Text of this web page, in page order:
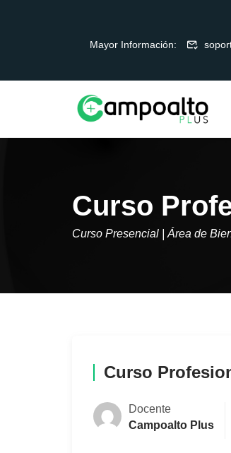
Mayor Información:
Curso
Curso Presencial | Área de
Curso
Docente
Campoalto Plus